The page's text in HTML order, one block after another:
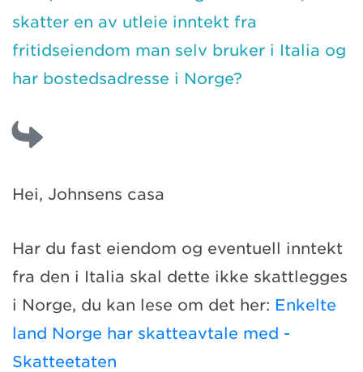
skatter en av utleie inntekt fra
fritidseiendom man selv bruker i Italia og
har bostedsadresse i Norge?
Hei, Johnsens casa
Har du fast eiendom og eventuell inntekt
fra den i Italia skal dette ikke skattlegges
i Norge, du kan lese om det her: Enkelte
land Norge har skatteavtale med -
Skatteetaten